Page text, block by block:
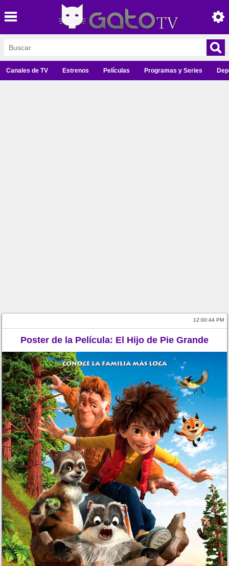
Canales de TV Estrenos Películas Programas y Series
12:00:44 PM
Poster de la Película: El Hijo de Pie Grande